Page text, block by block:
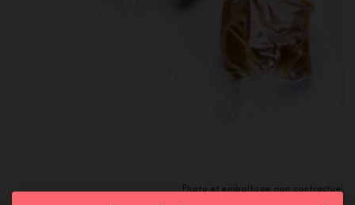
Photo et emballage non contractuel